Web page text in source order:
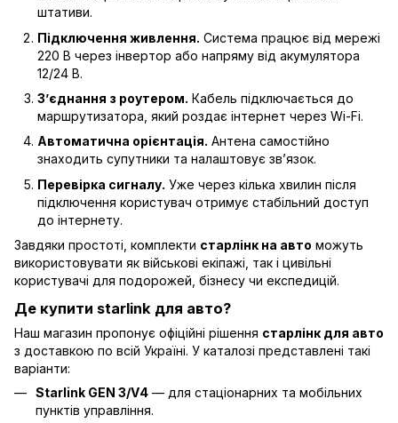
штативи.
Підключення живлення. Система працює від мережі
220 В через інвертор або напряму від акумулятора
12/24 В.
З’єднання з роутером. Кабель підключається до
маршрутизатора, який роздає інтернет через Wi-Fi.
Автоматична орієнтація. Антена самостійно
знаходить супутники та налаштовує зв’язок.
Перевірка сигналу. Уже через кілька хвилин після
підключення користувач отримує стабільний доступ
до інтернету.
Завдяки простоті, комплекти старлінк на авто можуть
використовувати як військові екіпажі, так і цивільні
користувачі для подорожей, бізнесу чи експедицій.
Де купити starlink для авто?
Наш магазин пропонує офіційні рішення старлінк для авто
з доставкою по всій Україні. У каталозі представлені такі
варіанти:
Starlink GEN 3/V4 — для стаціонарних та мобільних
пунктів управління.